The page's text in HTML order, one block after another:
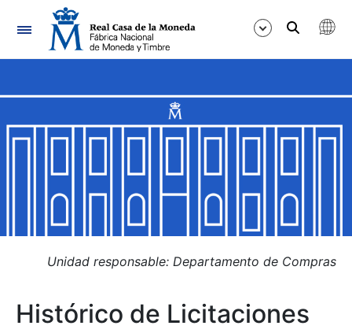
Navegación
Mostrar/Ocultar
Mostrar/Ocultar
Mostrar/Ocultar
Mostrar/Ocultar
Unidad responsable: Departamento de Compras
Histórico de Licitaciones